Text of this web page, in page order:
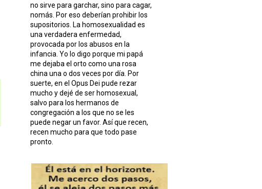
no sirve para garchar, sino para cagar,
nomás. Por eso deberían prohibir los
supositorios. La homosexualidad es
una verdadera enfermedad,
provocada por los abusos en la
infancia. Yo lo digo porque mi papá
me dejaba el orto como una rosa
china una o dos veces por día. Por
suerte, en el Opus Dei pude rezar
mucho y dejé de ser homosexual,
salvo para los hermanos de
congregación a los que no se les
puede negar un favor. Así que recen,
recen mucho para que todo pase
pronto.